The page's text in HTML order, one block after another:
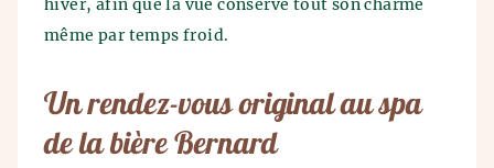
hiver, afin que la vue conserve tout son charme
même par temps froid.
Un rendez-vous original au spa
de la bière Bernard